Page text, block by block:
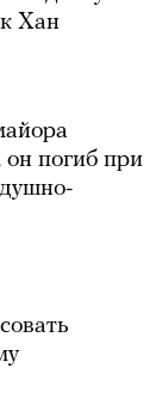
Хан
погиб при